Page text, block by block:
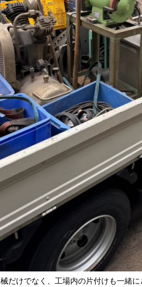
だけでなく、工場内の片付けも一緒に